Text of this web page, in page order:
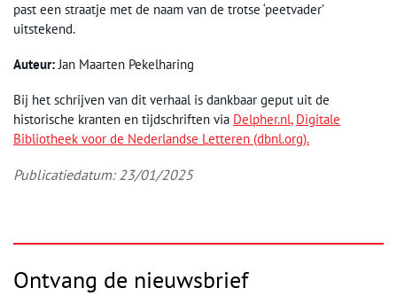
past een straatje met de naam van de trotse ‘peetvader’
uitstekend.
Auteur:Jan Maarten Pekelharing
Bij het schrijven van dit verhaal is dankbaar geput uit de
historische kranten en tijdschriften via Delpher.nl, Digitale
Bibliotheek voor de Nederlandse Letteren (dbnl.org).
Publicatiedatum: 23/01/2025
Ontvang de nieuwsbrief